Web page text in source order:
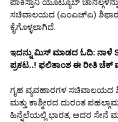
ಪಾಕಿಸ್ತಾನಿ ಯೂಟ್ಯೂಬ್
ಸಚಿವಾಲಯದ (ಎಂಎಚ್ಎ)
ಕೈಗೊಳ್ಳಲಾಗಿದೆ.
ಇದನ್ನು ಮಿಸ್‌ ಮಾಡದ ಓದಿ: ನಾಳೆ
ಪ್ರಕಟ..! ಫಲಿತಾಂಶ ಈ ರೀತಿ ಚೆಕ್
ಗೃಹ ವ್ಯವಹಾರಗಳ ಸಚಿವಾಲಯದ
ಮತ್ತು ಕಾಶ್ಮೀರದ ದುರಂತ
ಹಿನ್ನೆಲೆಯಲ್ಲಿ ಭಾರತ, ಅದರ ಸೇನೆ